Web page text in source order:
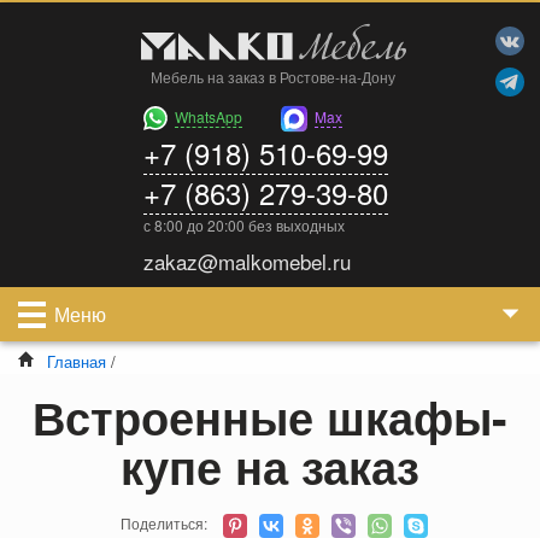
Мебель на заказ в Ростове-на-Дону
WhatsApp
Max
+7 (918) 510-69-99
+7 (863) 279-39-80
с 8:00 до 20:00 без выходных
zakaz@malkomebel.ru
Меню
Главная /
Встроенные шкафы-
купе на заказ
Поделиться: